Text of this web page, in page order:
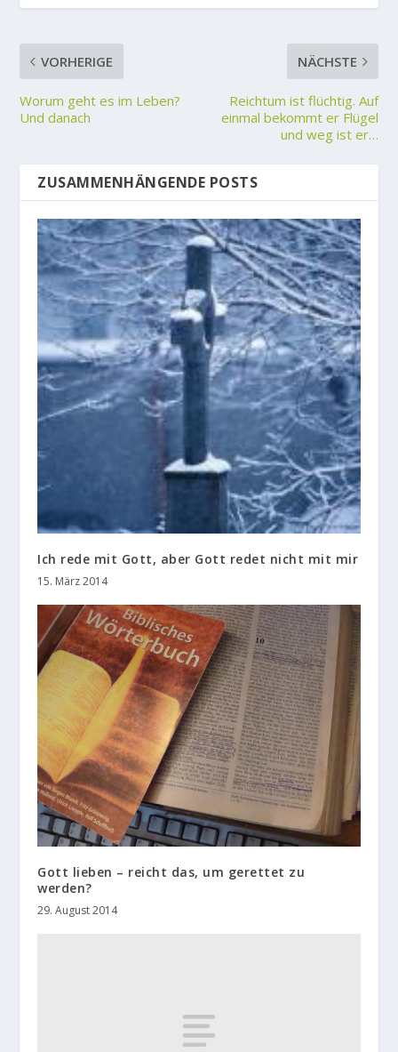
VORHERIGE
Worum geht es im Leben?
Und danach
NÄCHSTE
Reichtum ist flüchtig. Auf
einmal bekommt er Flügel
und weg ist er…
ZUSAMMENHÄNGENDE POSTS
Ich rede mit Gott, aber Gott redet nicht mit mir
15. März 2014
Gott lieben – reicht das, um gerettet zu
werden?
29. August 2014